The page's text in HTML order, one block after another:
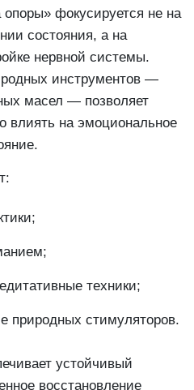
опоры» фокусируется не на
состояния, а на
нервной системы.
инструментов —
масел — позволяет
влиять на эмоциональное
техники;
природных стимуляторов.
устойчивый
восстановление